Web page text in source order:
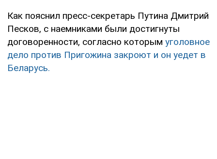
Как пояснил пресс-секретарь Путина Дмитрий
Песков, с наемниками были достигнуты
договоренности, согласно которым уголовное
дело против Пригожина закроют и он уедет в
Беларусь.